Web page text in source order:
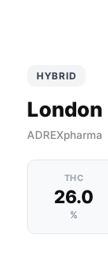
HYBRID
ADREXpharma
THC
26.0
%